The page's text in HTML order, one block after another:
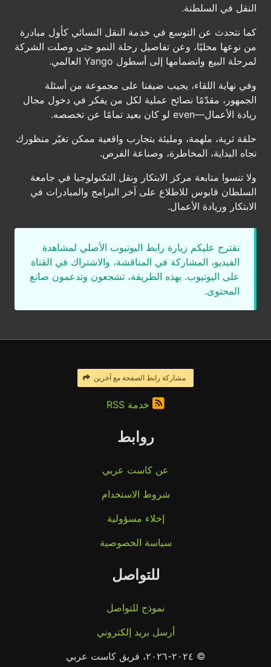
النقل في السلطنة.
كما نتحدث عن التوسع في خدمة النقل النسائي كأول مبادرة
من نوعها محليًا، وعن تفاصيل رحلة النمو حتى وصلت الشركة
لمرحلة البيع وانضمامها إلى أسطول Yango العالمي.
وفي نهاية اللقاء، يجيب ضيفنا على مجموعة من أسئلة
الجمهور، مقدّمًا نصائح عملية لكل من يفكر في دخول مجال
ريادة الأعمال—even لو كان بعيد تمامًا عن تخصصه.
حلقة ثرية، ملهمة، ومليئة بتجارب واقعية ممكن تغيّر منظورك
تجاه البداية، المخاطرة، وصناعة الفرص.
ولا تنسوا متابعة مركز الابتكار ونقل التكنولوجيا في جامعة
السلطان قابوس للاطلاع على آخر البرامج والمبادرات في
الابتكار وريادة الأعمال.
نقترح عليكم زيارة رابط اليوتيوب الأصلي لمشاهدة
الفيديو، المشاركة في المناقشة، والاشتراك في القناة
على اليوتيوب. بهذه الطريقة، تشجعون وتدعمون صانع
المحتوى.
مشاركة رابط الصفحة مع آخرين
خدمة RSS
روابط
عن كاست عربي
شروط الاستخدام
إخلاء مسؤولية
سياسة الخصوصية
للتواصل
نموذج للتواصل
أرسل بريد إلكتروني
© ٢٠٢٤-٢٠٢٦، فريق كاست عربي